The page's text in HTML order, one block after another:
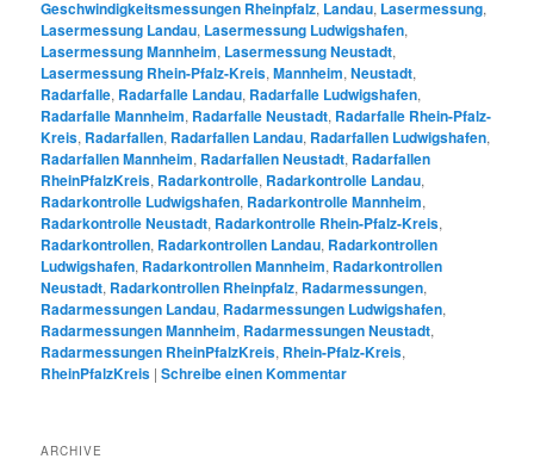
Geschwindigkeitsmessungen Rheinpfalz, Landau, Lasermessung,
Lasermessung Landau, Lasermessung Ludwigshafen,
Lasermessung Mannheim, Lasermessung Neustadt,
Lasermessung Rhein-Pfalz-Kreis,Mannheim,Neustadt,
Radarfalle, Radarfalle Landau, Radarfalle Ludwigshafen,
Radarfalle Mannheim, Radarfalle Neustadt, Radarfalle Rhein-Pfalz-
Kreis, Radarfallen, Radarfallen Landau, Radarfallen Ludwigshafen,
Radarfallen Mannheim, Radarfallen Neustadt, Radarfallen
RheinPfalzKreis, Radarkontrolle, Radarkontrolle Landau,
Radarkontrolle Ludwigshafen, Radarkontrolle Mannheim,
Radarkontrolle Neustadt, Radarkontrolle Rhein-Pfalz-Kreis,
Radarkontrollen, Radarkontrollen Landau, Radarkontrollen
Ludwigshafen, Radarkontrollen Mannheim, Radarkontrollen
Neustadt, Radarkontrollen Rheinpfalz, Radarmessungen,
Radarmessungen Landau, Radarmessungen Ludwigshafen,
Radarmessungen Mannheim, Radarmessungen Neustadt,
Radarmessungen RheinPfalzKreis, Rhein-Pfalz-Kreis,
RheinPfalzKreis |Schreibe einen Kommentar
ARCHIVE